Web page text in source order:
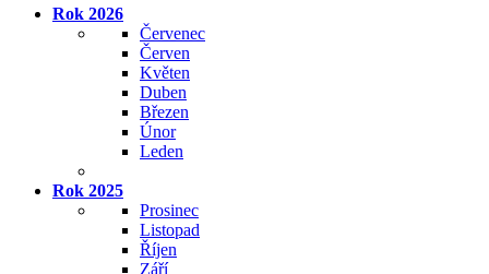
Rok 2026
Červenec
Červen
Květen
Duben
Březen
Únor
Leden
Rok 2025
Prosinec
Listopad
Říjen
Září